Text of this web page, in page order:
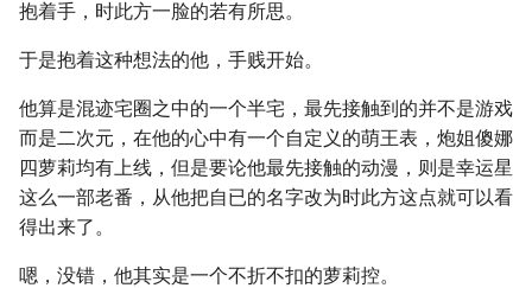
抱着手，时此方一脸的若有所思。
于是抱着这种想法的他，手贱开始。
他算是混迹宅圈之中的一个半宅，最先接触到的并不是游戏
而是二次元，在他的心中有一个自定义的萌王表，炮姐傻娜
四萝莉均有上线，但是要论他最先接触的动漫，则是幸运星
这么一部老番，从他把自已的名字改为时此方这点就可以看
得出来了。
嗯，没错，他其实是一个不折不扣的萝莉控。